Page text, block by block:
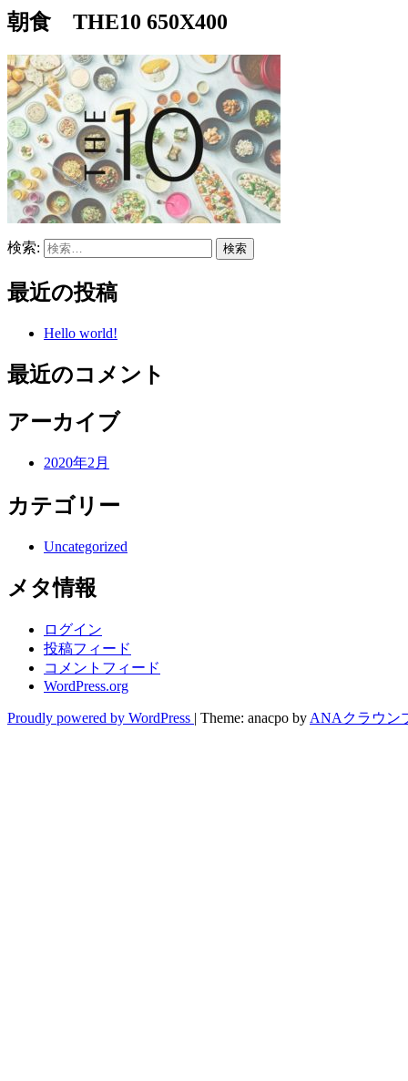
朝食 THE10 650X400
検索:
最近の投稿
Hello world!
最近のコメント
アーカイブ
2020年2月
カテゴリー
Uncategorized
メタ情報
ログイン
投稿フィード
コメントフィード
WordPress.org
Proudly powered by WordPress | Theme: anacpo by ANAクラウン